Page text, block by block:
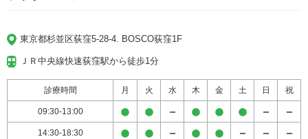
東京都杉並区荻窪5-28-4. BOSCO荻窪1F
ＪＲ中央線快速荻窪駅から徒歩1分
診療時間 月 火 水 木 金 土 日 祝
09:30-13:00
14:30-18:30